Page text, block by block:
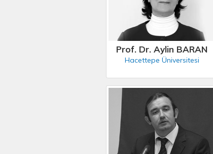
Prof. Dr. Aylin BARAN
Hacettepe Üniversitesi